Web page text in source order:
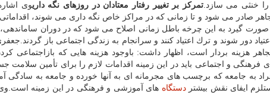
خنثی می سازد.تمركز بر تغییر رفتار معتادان در روزهای نگه داریوی
صادر می شود و تا زمانی كه در مراكز خاص نگه داری می شوند،
گیرد به این چرخه باطل زمانی اصلاح می شود كه در دوران ساماندهی،
دور شوند و ترك اعتیاد كنند و سرانجام به زندگی اجتماعی باز
هزینه بردار است، اظهار داشت: باوجود هزینه هایی كه بازاجتماعی
فرهنگی و اجتماعی باید در این زمینه اقدامات لازم را برای تأمین
به جامعه كه برچسب های مجرمانه ای به آنها خورده و جامعه به سادگی
ایفای نقش بیشتردستگاه های آموزشی و فرهنگی در این زمینه